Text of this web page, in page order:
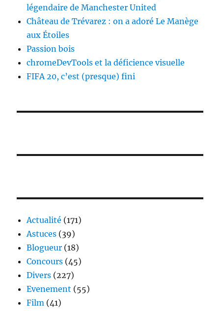
légendaire de Manchester United
Château de Trévarez : on a adoré Le Manège
aux Étoiles
Passion bois
chromeDevTools et la déficience visuelle
FIFA 20, c’est (presque) fini
Actualité (171)
Astuces (39)
Blogueur (18)
Concours (45)
Divers (227)
Evenement (55)
Film (41)